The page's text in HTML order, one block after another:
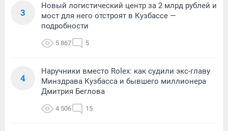
3
Новый логистический центр за 2 млрд рублей и
мост для него отстроят в Кузбассе —
подробности
5 867 5
4
Наручники вместо Rolex: как судили экс-главу
Минздрава Кузбасса и бывшего миллионера
Дмитрия Беглова
4 506 15